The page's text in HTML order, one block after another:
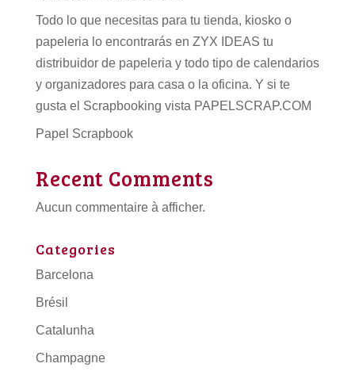
Todo lo que necesitas para tu tienda, kiosko o
papeleria lo encontrarás en ZYX IDEAS tu
distribuidor de papeleria y todo tipo de calendarios
y organizadores para casa o la oficina. Y si te
gusta el Scrapbooking vista PAPELSCRAP.COM
Papel Scrapbook
Recent Comments
Aucun commentaire à afficher.
Categories
Barcelona
Brésil
Catalunha
Champagne